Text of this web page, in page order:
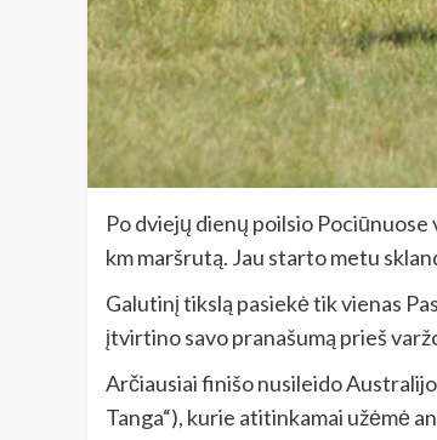
Po dviejų dienų poilsio
km maršrutą. Jau starto metu
Galutinį tikslą pasiekė tik vienas
įtvirtino savo pranašumą prieš
Arčiausiai finišo nusileido
Tanga“), kurie atitinkamai užėmė